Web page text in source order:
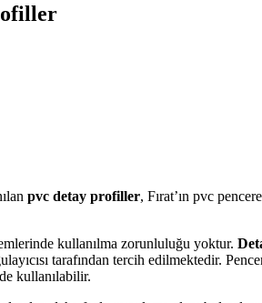
pvc detay profiller, Fırat’ın pvc
kullanılma zorunluluğu yoktur.
tarafından tercih edilmektedir.
kullanılabilir.